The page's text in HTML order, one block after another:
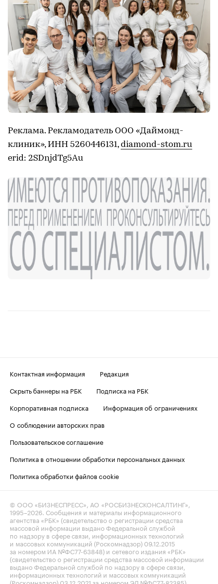
Реклама. Рекламодатель ООО «Даймонд-
клиник», ИНН 5260446131,diamond-stom.ru
erid: 2SDnjdTg5Au
Контактная информация
Редакция
Скрыть баннеры на РБК
Подписка на РБК
Корпоративная подписка
Информация об ограничениях
О соблюдении авторских прав
Пользовательское соглашение
Политика в отношении обработки персональных данных
Политика обработки файлов cookie
© ООО «БИЗНЕСПРЕСС», АО «РОСБИЗНЕСКОНСАЛТИНГ»,
1995–2026. Сообщения и материалы информационного
агентства «РБК» (свидетельство о регистрации средства
массовой информации выдано Федеральной службой
по надзору в сфере связи, информационных технологий
и массовых коммуникаций (Роскомнадзор) 09.12.2015
за номером ИА №ФС77-63848) и сетевого издания «РБК»
(свидетельство о регистрации средства массовой информации
выдано Федеральной службой по надзору в сфере связи,
информационных технологий и массовых коммуникаций